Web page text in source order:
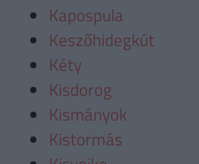
Kapospula
Keszőhidegkút
Kéty
Kisdorog
Kismányok
Kistormás